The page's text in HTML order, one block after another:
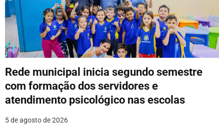
Rede municipal inicia segundo semestre
com formação dos servidores e
atendimento psicológico nas escolas
5 de agosto de 2026